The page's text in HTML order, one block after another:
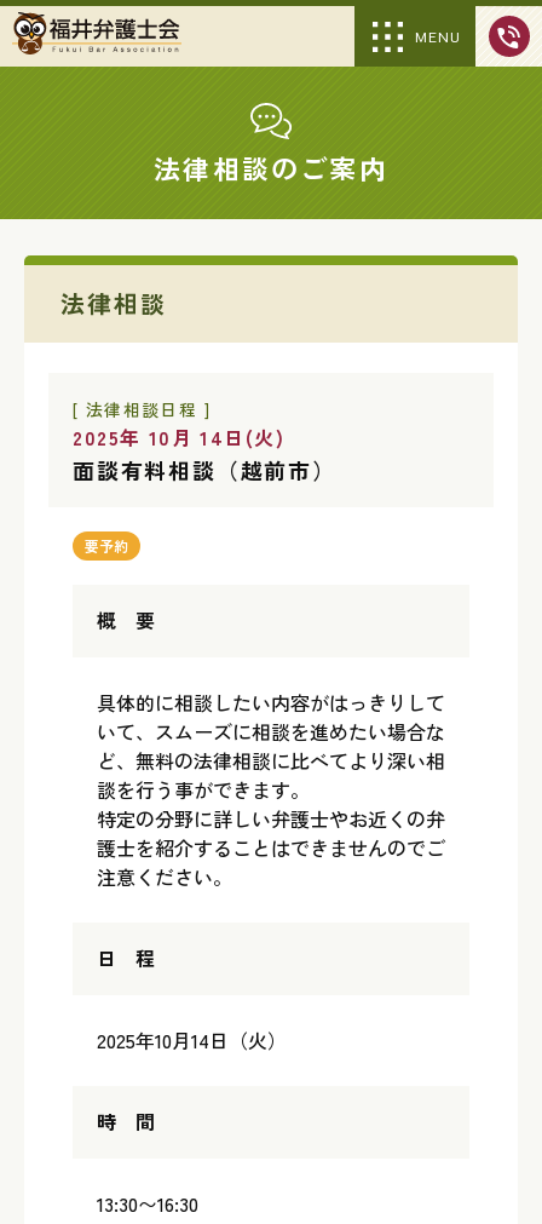
MENU
法律相談のご案内
法律相談
[ 法律相談日程 ]
2025年 10月 14日(火)
面談有料相談（越前市）
要予約
概 要
具体的に相談したい内容がはっきりして
いて、スムーズに相談を進めたい場合な
ど、無料の法律相談に比べてより深い相
談を行う事ができます。
特定の分野に詳しい弁護士やお近くの弁
護士を紹介することはできませんのでご
注意ください。
日 程
2025年10月14日（火）
時 間
13:30〜16:30